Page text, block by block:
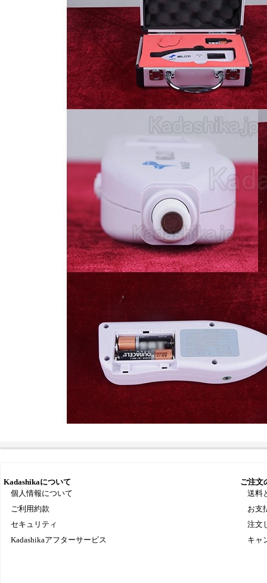
Kadashikaについて
個人情報について
ご利用約款
セキュリティ
Kadashikaアフターサービス
ご注文
送料
お支
注文
キャ